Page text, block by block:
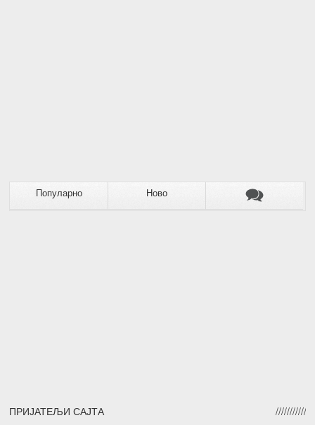
Популарно Ново
ПРИЈАТЕЉИ САЈТА